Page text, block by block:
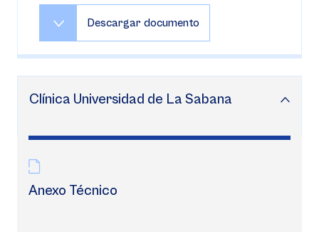
Descargar documento
Clínica Universidad de La Sabana
Anexo Técnico